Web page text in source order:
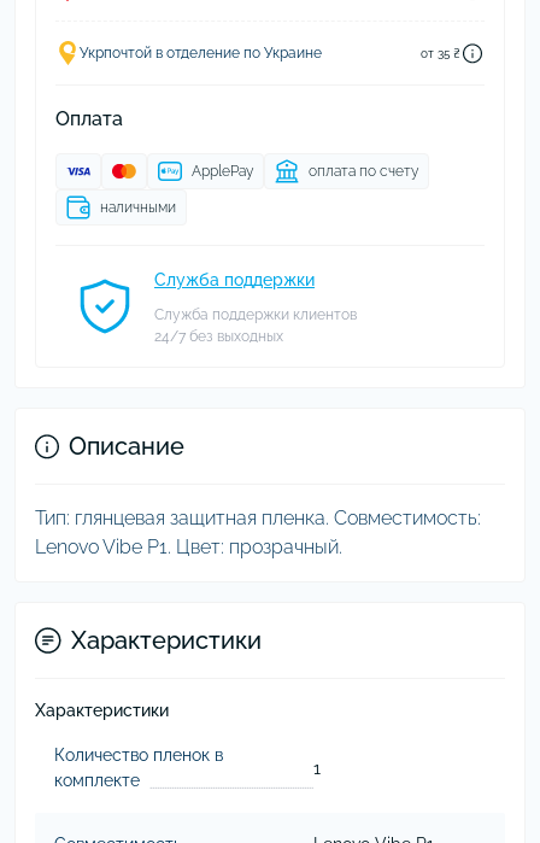
Укрпочтой в отделение по Украине от 35 ₴
Оплата
ApplePay оплата по счету
наличными
Служба поддержки
Служба поддержки клиентов
24/7 без выходных
Описание
Тип: глянцевая защитная пленка. Совместимость:
Lenovo Vibe P1. Цвет: прозрачный.
Характеристики
Характеристики
Количество пленок в
комплекте
1